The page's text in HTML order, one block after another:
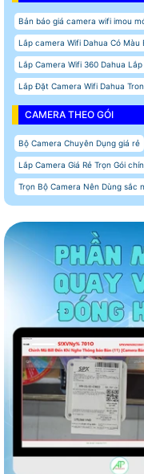
Bản báo giá camera wifi imou
Lắp camera Wifi Dahua Có Màu
Lắp Camera Wifi 360 Dahua Lắp
Lắp Đặt Camera Wifi Dahua
CAMERA THEO GÓI
Bộ Camera Chuyên Dụng giá rẻ
Lắp Camera Giá Rẻ Trọn Gói
Trọn Bộ Camera Nên Dùng sắc